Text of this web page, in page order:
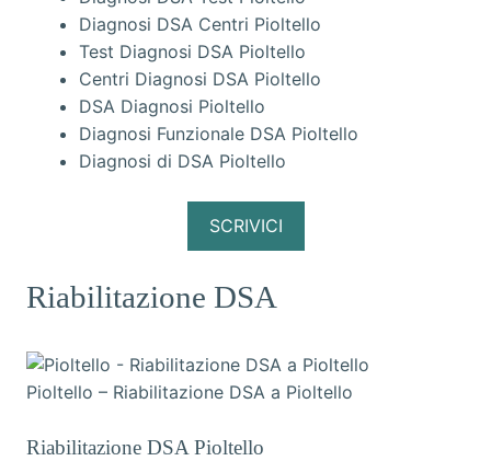
Diagnosi DSA Centri Pioltello
Test Diagnosi DSA Pioltello
Centri Diagnosi DSA Pioltello
DSA Diagnosi Pioltello
Diagnosi Funzionale DSA Pioltello
Diagnosi di DSA Pioltello
SCRIVICI
Riabilitazione DSA
Pioltello – Riabilitazione DSA a Pioltello
Riabilitazione DSA Pioltello